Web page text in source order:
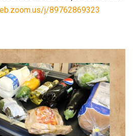
j/89762869323